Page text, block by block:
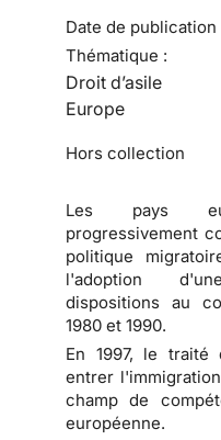
Date de publication
Thématique :
Droit d’asile
Europe
Hors collection
Les pays
progressivement
politique
l'adoption
dispositions au
1980 et 1990.
En 1997, le traité
entrer
champ de
européenne.